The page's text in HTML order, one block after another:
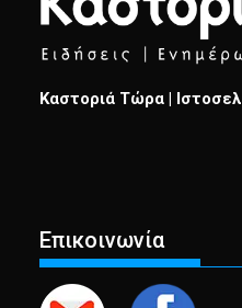
Καστοριά Τώρα |
Επικοινωνία